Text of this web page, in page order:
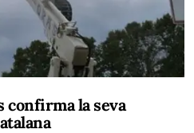
confirma la seva